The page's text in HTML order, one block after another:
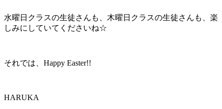
水曜日クラスの生徒さんも、木曜日クラスの生徒さんも、楽
しみにしていてくださいね☆
それでは、Happy Easter!!
HARUKA